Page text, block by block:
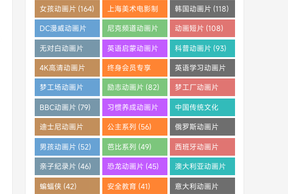
(205)
(204)
女孩动画片 (164)
上海美术电影制
片厂 (121)
韩国动画片 (118)
DC漫威动画片
(112)
尼克频道动画片
(108)
动画短片 (108)
无对白动画片
(96)
英语启蒙动画片
(95)
科普动画片 (93)
4K高清动画片
(91)
终身会员专享
(88)
英语学习动画片
(83)
梦工场动画片
(83)
励志动画片 (82)
梦工厂动画片
(81)
BBC动画片 (79)
习惯养成动画片
(64)
中国传统文化
(61)
迪士尼动画片
(59)
公主系列 (56)
俄罗斯动画片
(55)
男孩动画片 (52) 芭比系列 (49)
西班牙动画片
(46)
亲子纪录片 (46) 恐龙动画片 (45)
澳大利亚动画片
(45)
蝙蝠侠 (42) 安全教育 (41)
意大利动画片